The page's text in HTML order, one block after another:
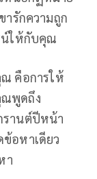
ารักความถูก
น์ให้กับคุณ
คือการให้
ณพูดถึง
รานต์ปีหน้า
อหาเดียว
า